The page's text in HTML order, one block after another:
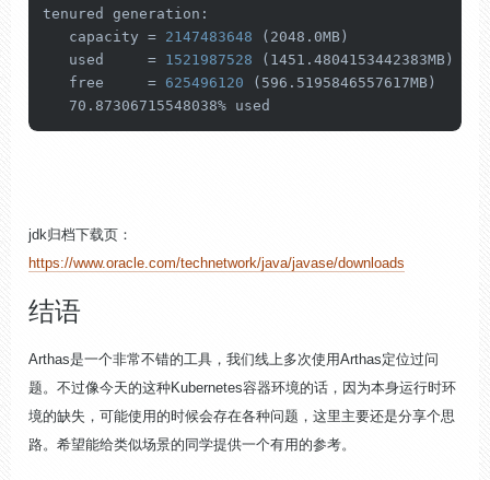
tenured generation:
   capacity =
2147483648
(2048.0MB)
   used     =
1521987528
(1451.4804153442383MB)
   free     =
625496120
(596.5195846557617MB)
   70.87306715548038% used
jdk归档下载页：
https://www.oracle.com/technetwork/java/javase/downloads
结语
Arthas是一个非常不错的工具，我们线上多次使用Arthas定位过问
题。不过像今天的这种Kubernetes容器环境的话，因为本身运行时环
境的缺失，可能使用的时候会存在各种问题，这里主要还是分享个思
路。希望能给类似场景的同学提供一个有用的参考。